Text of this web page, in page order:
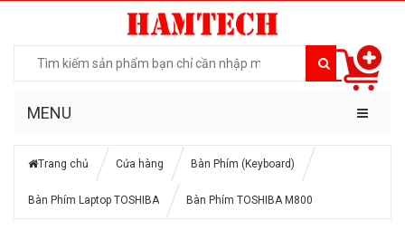
MENU
Trang chủ Cửa hàng Bàn Phím (Keyboard)
Bàn Phím Laptop TOSHIBA Bàn Phím TOSHIBA M800